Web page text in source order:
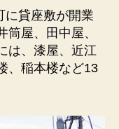
に貸座敷が開業
筒屋、田中屋、
は、漆屋、近江
、稲本楼など13